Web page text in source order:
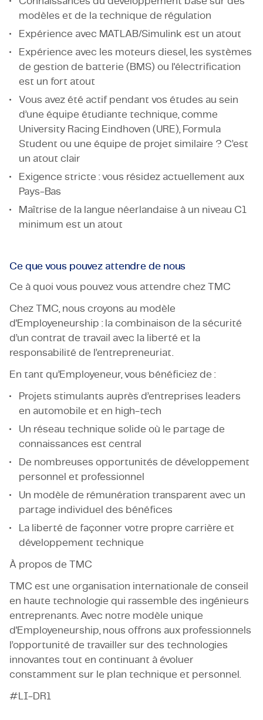
modèles et de la technique de régulation
Expérience avec MATLAB/Simulink est un atout
Expérience avec les moteurs diesel, les systèmes
de gestion de batterie (BMS) ou l'électrification
est un fort atout
Vous avez été actif pendant vos études au sein
d’une équipe étudiante technique, comme
University Racing Eindhoven (URE), Formula
Student ou une équipe de projet similaire ? C’est
un atout clair
Exigence stricte : vous résidez actuellement aux
Pays-Bas
Maîtrise de la langue néerlandaise à un niveau C1
minimum est un atout
Ce que vous pouvez attendre de nous
Ce à quoi vous pouvez vous attendre chez TMC
Chez TMC, nous croyons au modèle
d'Employeneurship : la combinaison de la sécurité
d’un contrat de travail avec la liberté et la
responsabilité de l’entrepreneuriat.
En tant qu’Employeneur, vous bénéficiez de :
Projets stimulants auprès d’entreprises leaders
en automobile et en high-tech
Un réseau technique solide où le partage de
connaissances est central
De nombreuses opportunités de développement
personnel et professionnel
Un modèle de rémunération transparent avec un
partage individuel des bénéfices
La liberté de façonner votre propre carrière et
développement technique
À propos de TMC
TMC est une organisation internationale de conseil
en haute technologie qui rassemble des ingénieurs
entreprenants. Avec notre modèle unique
d'Employeneurship, nous offrons aux professionnels
l’opportunité de travailler sur des technologies
innovantes tout en continuant à évoluer
constamment sur le plan technique et personnel.
#LI-DR1